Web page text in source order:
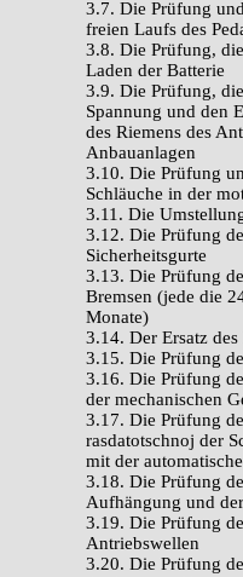
3.7. Die Prüfung
freien Laufs des
3.8. Die Prüfung,
Laden der Batterie
3.9. Die Prüfung,
Spannung und den
des Riemens des
Anbauanlagen
3.10. Die Prüfung
Schläuche in der
3.11. Die
3.12. Die Prüfung
Sicherheitsgurte
3.13. Die Prüfung
Bremsen (jede die
Monate)
3.14. Der Ersatz
3.15. Die Prüfung
3.16. Die Prüfung
der mechanischen
3.17. Die Prüfung
rasdatotschnoj der
mit der
3.18. Die Prüfung
Aufhängung und
3.19. Die Prüfung
Antriebswellen
3.20. Die Prüfung